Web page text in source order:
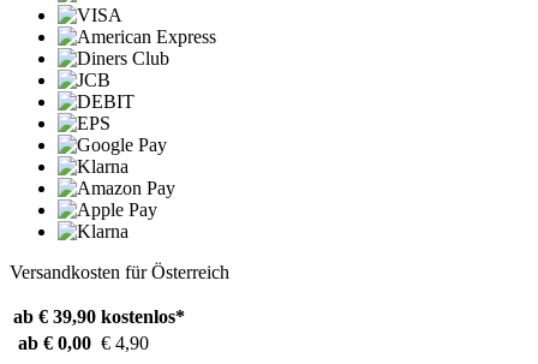
Versandkosten für Österreich
ab € 39,90 kostenlos*
ab € 0,00 € 4,90